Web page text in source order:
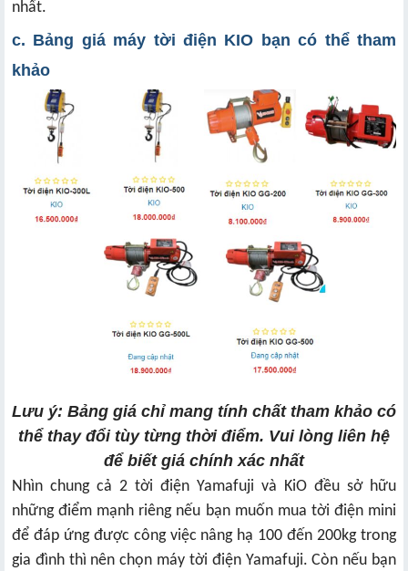
nhất.
c. Bảng giá máy tời điện KIO bạn có thể tham
khảo
Lưu ý: Bảng giá chỉ mang tính chất tham khảo có
thể thay đổi tùy từng thời điểm. Vui lòng liên hệ
để biết giá chính xác nhất
Nhìn chung cả 2 tời điện Yamafuji và KiO đều sở hữu
những điểm mạnh riêng nếu bạn muốn mua tời điện mini
để đáp ứng được công việc nâng hạ 100 đến 200kg trong
gia đình thì nên chọn máy tời điện Yamafuji. Còn nếu bạn